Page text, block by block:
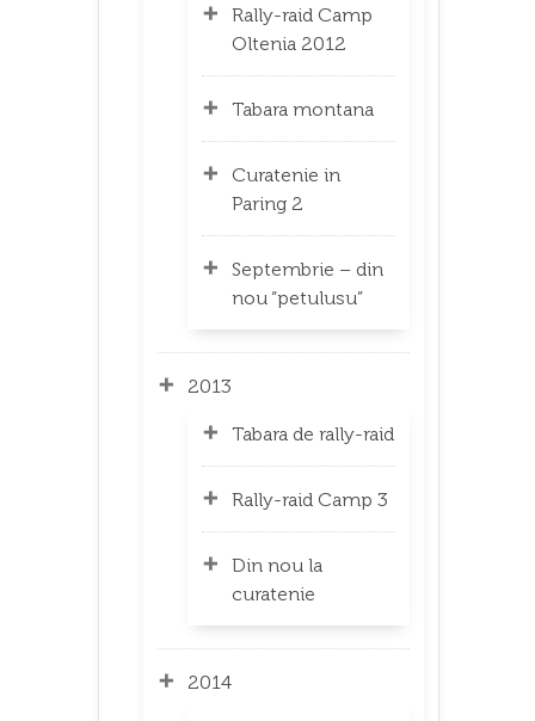
Rally-raid Camp
Oltenia 2012
Tabara montana
Curatenie in
Paring 2
Septembrie – din
nou “petulusu”
2013
Tabara de rally-raid
Rally-raid Camp 3
Din nou la
curatenie
2014